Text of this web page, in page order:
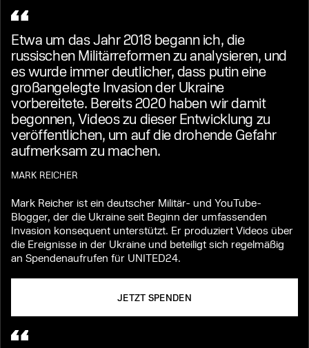
Etwa um das Jahr 2018 begann ich, die
russischen Militärreformen zu analysieren, und
es wurde immer deutlicher, dass putin eine
großangelegte Invasion der Ukraine
vorbereitete. Bereits 2020 haben wir damit
begonnen, Videos zu dieser Entwicklung zu
veröffentlichen, um auf die drohende Gefahr
aufmerksam zu machen.
MARK REICHER
Mark Reicher ist ein deutscher Militär- und YouTube-
Blogger, der die Ukraine seit Beginn der umfassenden
Invasion konsequent unterstützt. Er produziert Videos über
die Ereignisse in der Ukraine und beteiligt sich regelmäßig
an Spendenaufrufen für UNITED24.
JETZT SPENDEN